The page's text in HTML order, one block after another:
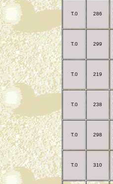
T.0 286
T.0 299
T.0 219
T.0 238
T.0 298
T.0 310